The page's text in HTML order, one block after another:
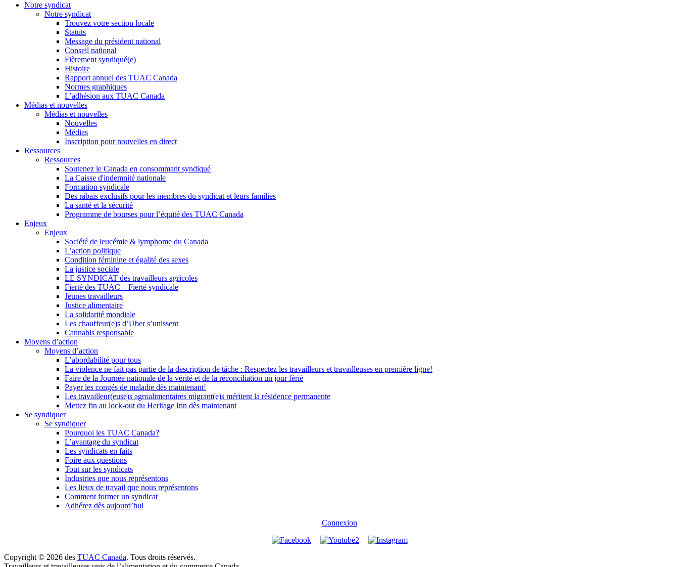
Notre syndicat
Notre syndicat
Trouvez votre section locale
Statuts
Message du président national
Conseil national
Fièrement syndiqué(e)
Histoire
Rapport annuel des TUAC Canada
Normes graphiques
L’adhésion aux TUAC Canada
Médias et nouvelles
Médias et nouvelles
Nouvelles
Médias
Inscription pour nouvelles en direct
Ressources
Ressources
Soutenez le Canada en consommant syndiqué
La Caisse d'indemnité nationale
Formation syndicale
Des rabais exclusifs pour les membres du syndicat et leurs families
La santé et la sécurité
Programme de bourses pour l’équité des TUAC Canada
Enjeux
Enjeux
Société de leucémie & lymphome du Canada
L’action politique
Condition féminine et égalité des sexes
La justice sociale
LE SYNDICAT des travailleurs agricoles
Fierté des TUAC – Fierté syndicale
Jeunes travailleurs
Justice alimentaire
La solidarité mondiale
Les chauffeur(e)s d’Uber s’unissent
Cannabis responsable
Moyens d’action
Moyens d’action
L’abordabilité pour tous
La violence ne fait pas partie de la description de tâche : Respectez les travailleurs et travailleuses en première ligne!
Faire de la Journée nationale de la vérité et de la réconciliation un jour férié
Payer les congés de maladie dès maintenant!
Les travailleur(euse)s agroalimentaires migrant(e)s méritent la résidence permanente
Mettez fin au lock-out du Heritage Inn dès maintenant
Se syndiquer
Se syndiquer
Pourquoi les TUAC Canada?
L’avantage du syndicat
Les syndicats en faits
Foire aux questions
Tout sur les syndicats
Industries que nous représentons
Les lieux de travail que nous représentons
Comment former un syndicat
Adhérez dès aujourd’hui
Connexion
Copyright © 2026 des TUAC Canada. Tous droits réservés.